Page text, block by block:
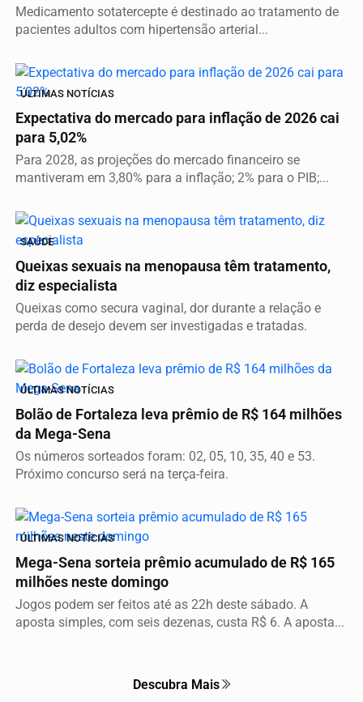
Medicamento sotatercepte é destinado ao tratamento de
pacientes adultos com hipertensão arterial...
ÚLTIMAS NOTÍCIAS
Expectativa do mercado para inflação de 2026 cai
para 5,02%
Para 2028, as projeções do mercado financeiro se
mantiveram em 3,80% para a inflação; 2% para o PIB;...
SAÚDE
Queixas sexuais na menopausa têm tratamento,
diz especialista
Queixas como secura vaginal, dor durante a relação e
perda de desejo devem ser investigadas e tratadas.
ÚLTIMAS NOTÍCIAS
Bolão de Fortaleza leva prêmio de R$ 164 milhões
da Mega-Sena
Os números sorteados foram: 02, 05, 10, 35, 40 e 53.
Próximo concurso será na terça-feira.
ÚLTIMAS NOTÍCIAS
Mega-Sena sorteia prêmio acumulado de R$ 165
milhões neste domingo
Jogos podem ser feitos até as 22h deste sábado. A
aposta simples, com seis dezenas, custa R$ 6. A aposta...
Descubra Mais